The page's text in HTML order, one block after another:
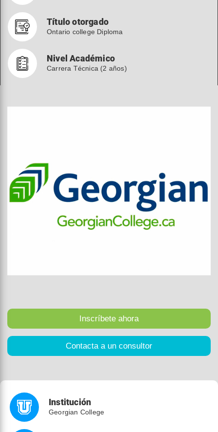
Título otorgado
Ontario college Diploma
Nivel Académico
Carrera Técnica (2 años)
Institución
Georgian College